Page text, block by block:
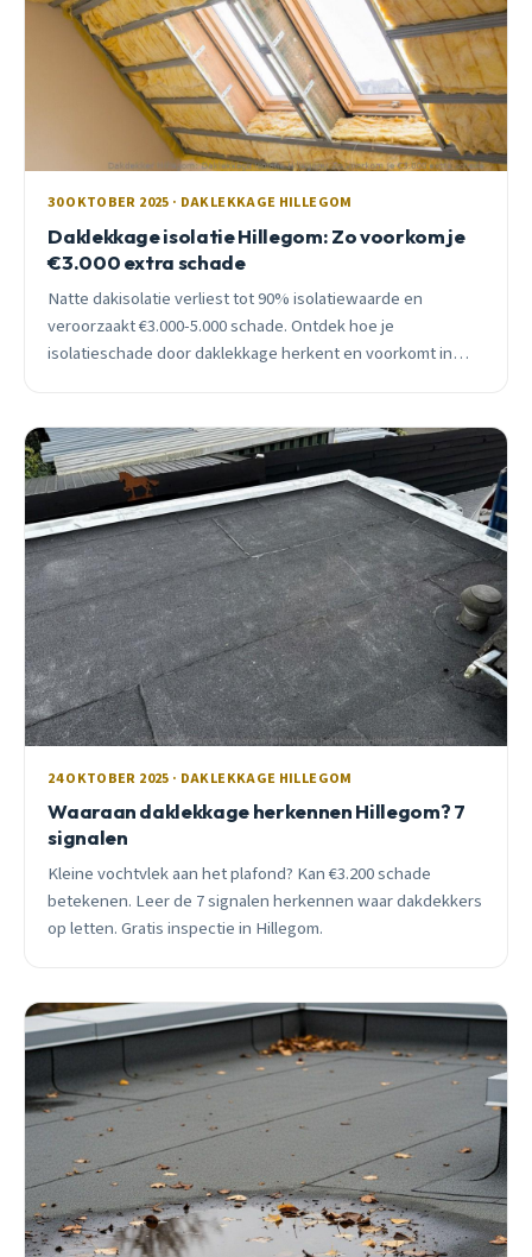
30 OKTOBER 2025 · DAKLEKKAGE HILLEGOM
Daklekkage isolatie Hillegom: Zo voorkom je
€3.000 extra schade
Natte dakisolatie verliest tot 90% isolatiewaarde en
veroorzaakt €3.000-5.000 schade. Ontdek hoe je
isolatieschade door daklekkage herkent en voorkomt in
24 OKTOBER 2025 · DAKLEKKAGE HILLEGOM
Waaraan daklekkage herkennen Hillegom? 7
signalen
Kleine vochtvlek aan het plafond? Kan €3.200 schade
betekenen. Leer de 7 signalen herkennen waar dakdekkers
op letten. Gratis inspectie in Hillegom.